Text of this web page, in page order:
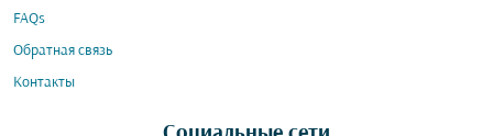
FAQs
Обратная связь
Контакты